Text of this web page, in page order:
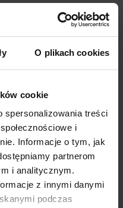
O plikach cookies
cookie
spersonalizowania treści
i
Informacje o tym, jak
partnerom
i analitycznym.
z innymi danymi
podczas
tajemniczy,
ISOPROPYL
DIMETHICONE,
METHACRYLATE, BIS-
PHENYLPHOSPHINE
CI 77007, CI 77163, CI
77492, CI 77891, CI 15880,
powierzchnię
DNKa’ Dehydrator -1